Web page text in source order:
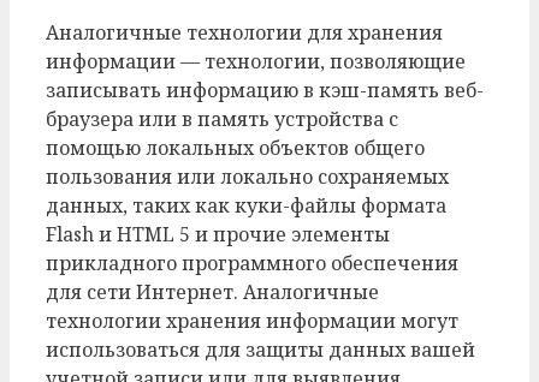
Аналогичные технологии для хранения
информации — технологии, позволяющие
записывать информацию в кэш-память веб-
браузера или в память устройства с
помощью локальных объектов общего
пользования или локально сохраняемых
данных, таких как куки-файлы формата
Flash и HTML 5 и прочие элементы
прикладного программного обеспечения
для сети Интернет. Аналогичные
технологии хранения информации могут
использоваться для защиты данных вашей